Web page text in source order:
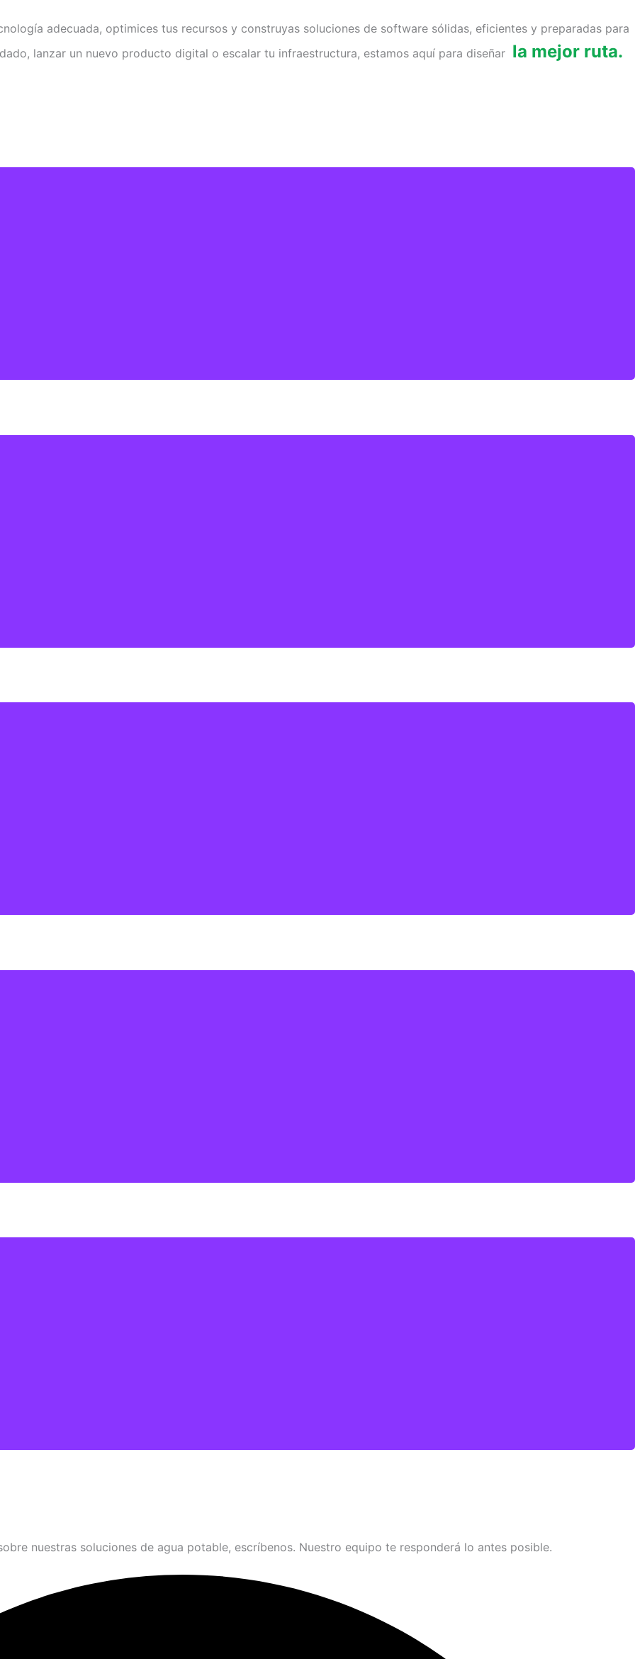
adecuada, optimices tus recursos y construyas soluciones de software sólidas, eficientes y preparadas para
lanzar un nuevo producto digital o escalar tu infraestructura, estamos aquí para diseñar la mejor ruta.
nuestras soluciones de agua potable, escríbenos. Nuestro equipo te responderá lo antes posible.